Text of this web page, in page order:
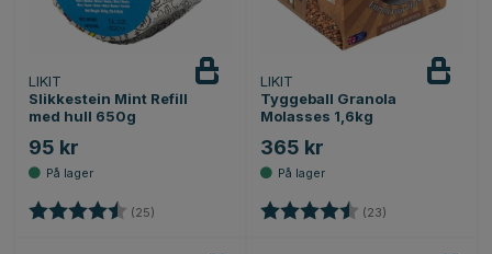
LIKIT
Slikkestein Mint Refill
med hull 650g
95 kr
Karakter: (25)
LIKIT
Tyggeball Granola
Molasses 1,6kg
365 kr
Karakter: (23)